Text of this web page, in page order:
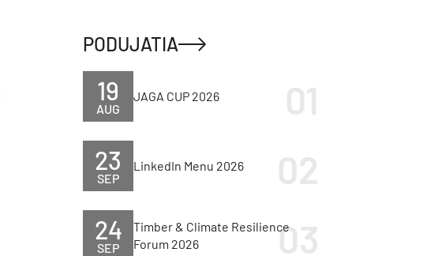
PODUJATIA
AUG
19 JAGA CUP 2026
SEP
23 LinkedIn Menu 2026
SEP
24
Timber & Climate Resilience
Forum 2026